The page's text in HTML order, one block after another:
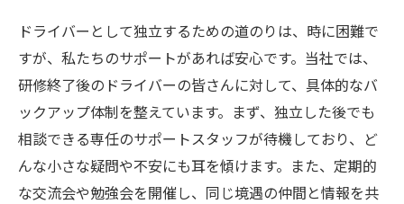
ドライバーとして独立するための道のりは、時に困難で
すが、私たちのサポートがあれば安心です。当社では、
研修終了後のドライバーの皆さんに対して、具体的なバ
ックアップ体制を整えています。まず、独立した後でも
相談できる専任のサポートスタッフが待機しており、ど
んな小さな疑問や不安にも耳を傾けます。また、定期的
な交流会や勉強会を開催し、同じ境遇の仲間と情報を共